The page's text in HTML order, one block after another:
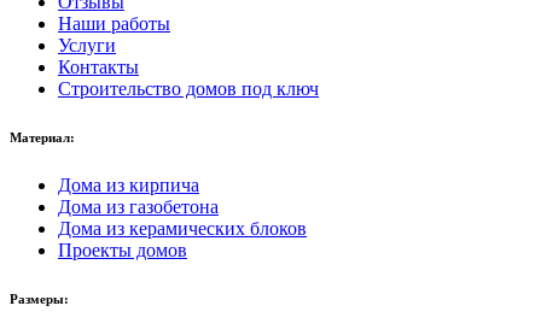
Наши работы
Услуги
Контакты
Строительство домов под ключ
Материал:
Дома из кирпича
Дома из газобетона
Дома из керамических блоков
Проекты домов
Размеры: